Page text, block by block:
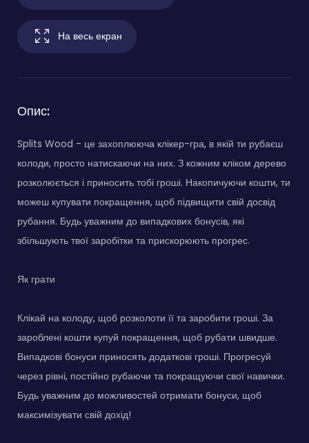
На весь екран
Опис:
Splits Wood - це захоплююча клікер-гра, в якій ти рубаєш
колоди, просто натискаючи на них. З кожним кліком дерево
розколюється і приносить тобі гроші. Накопичуючи кошти, ти
можеш купувати покращення, щоб підвищити свій досвід
рубання. Будь уважним до випадкових бонусів, які
збільшують твої заробітки та прискорюють прогрес.
Як грати
Клікай на колоду, щоб розколоти її та заробити гроші. За
зароблені кошти купуй покращення, щоб рубати швидше.
Випадкові бонуси приносять додаткові гроші. Прогресуй
через рівні, постійно рубаючи та покращуючи свої навички.
Будь уважним до можливостей отримати бонуси, щоб
максимізувати свій дохід!